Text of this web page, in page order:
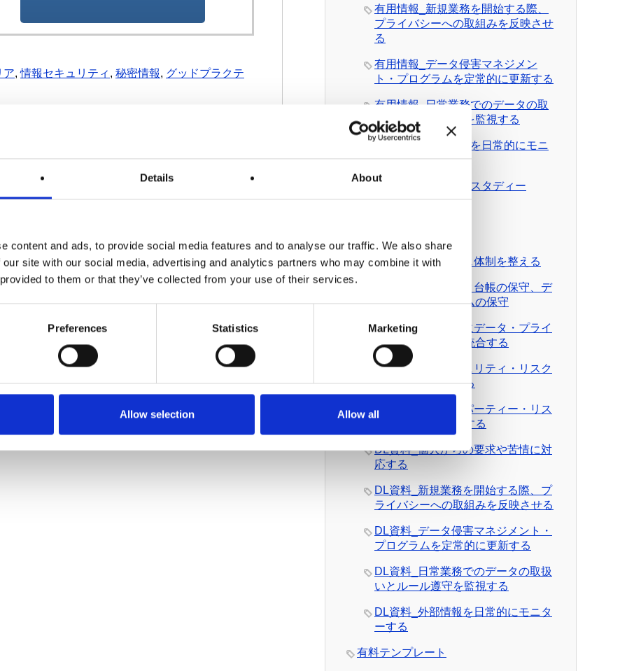
Details About
content and ads, to provide social media features and to analyse our traffic. We also share
site with our social media, advertising and analytics partners who may combine it with
to them or that they’ve collected from your use of their services.
Preferences Statistics Marketing
Allow selection Allow all
ア,情報セキュリティ , 秘密情報, グッドプラクテ
で生成された性的ディープフェイク画像を削
ロンティアモデル開発・導入に関する法律が施
有用情報_新規業務を開始する際、
プライバシーへの取組みを反映させ
る
有用情報_データ侵害マネジメン
ト・プログラムを定常的に更新する
有用情報_日常業務でのデータの取
扱いとルール遵守を監視する
有用情報_外部情報を日常的にモニ
ターする
有用情報_ケース・スタディー
DL資料_ガバナンス体制を整える
DL資料_個人データ台帳の保守、デ
ータ移転メカニズムの保守
DL資料_日常業務にデータ・プライ
バシーの考え方を統合する
DL資料_情報セキュリティ・リスク
を日常的に管理する
DL資料_サード・パーティー・リス
クを日常的に管理する
DL資料_個人からの要求や苦情に対
応する
DL資料_新規業務を開始する際、プ
ライバシーへの取組みを反映させる
DL資料_データ侵害マネジメント・
プログラムを定常的に更新する
DL資料_日常業務でのデータの取扱
いとルール遵守を監視する
DL資料_外部情報を日常的にモニタ
ーする
有料テンプレート